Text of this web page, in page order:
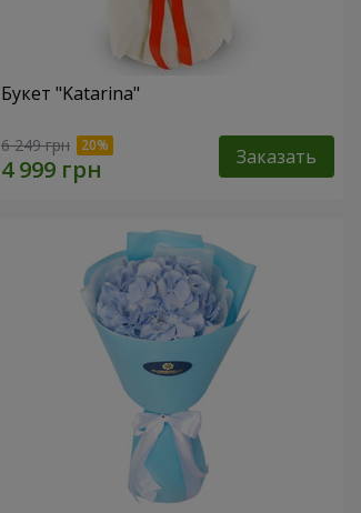
Букет "Katarina"
6 249 грн Заказать